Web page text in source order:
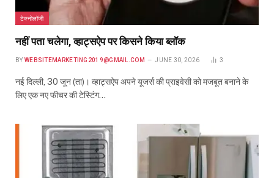
टेक्नोलॉजी
नहीं पता चलेगा, व्हाट्सऐप पर किसने किया ब्लॉक
BY WEBSITEMARKETING2019@GMAIL.COM JUNE 30, 2026 3
नई दिल्ली, 30 जून (ता)। व्हाट्सऐप अपने यूजर्स की प्राइवेसी को मजबूत बनाने के
लिए एक नए फीचर की टेस्टिंग…